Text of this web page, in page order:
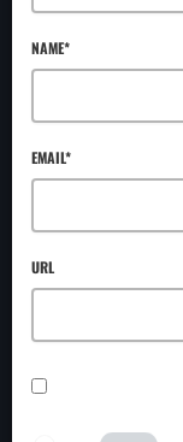
NAME*
EMAIL*
URL